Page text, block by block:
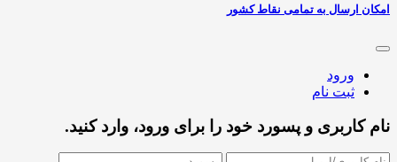
امکان ارسال به تمامی نقاط کشور
ورود
ثبت نام
نام کاربری و پسورد خود را برای ورود، وارد کنید.